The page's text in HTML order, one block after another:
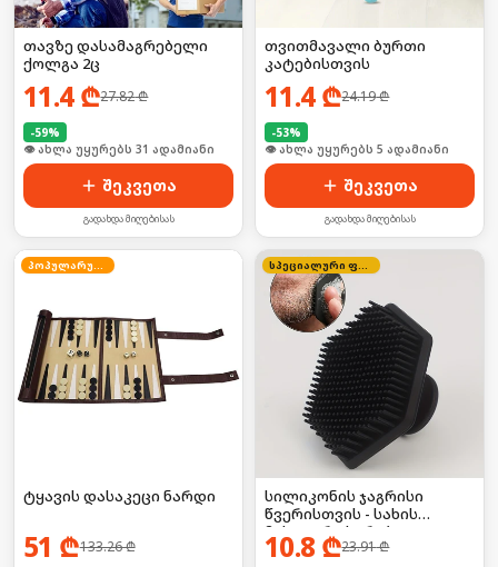
თავზე დასამაგრებელი
ქოლგა 2ც
11.4₾27.82₾
-59%
🛒 ბოლო 24სთ-ში იყიდა 47-მა
შეკვეთა
გადახდა მიღებისას
თვითმავალი ბურთი
კატებისთვის
11.4₾24.19₾
-53%
🛒 ბოლო 24სთ-ში იყიდა 11-მა
შეკვეთა
გადახდა მიღებისას
პოპულარული
ტყავის დასაკეცი ნარდი
51 ₾133.26₾
სპეციალური ფასი
სილიკონის ჯაგრისი
წვერისთვის - სახის
მასაჟორი სკრაბი
10.8 ₾23.91₾